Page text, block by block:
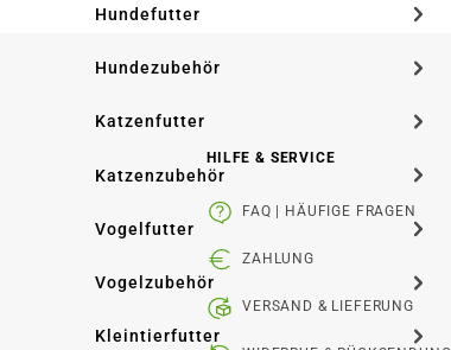
Hundefutter
Hundezubehör
Katzenfutter
Katzenzubehör
Vogelfutter
Vogelzubehör
Kleintierfutter
HILFE & SERVICE
FAQ | HÄUFIGE FRAGEN
ZAHLUNG
VERSAND & LIEFERUNG